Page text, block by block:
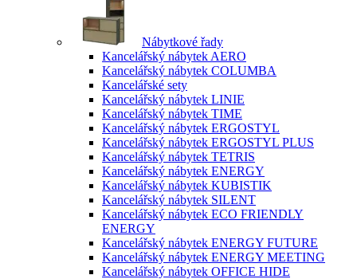
Nábytkové řady
Kancelářský nábytek AERO
Kancelářský nábytek COLUMBA
Kancelářské sety
Kancelářský nábytek LINIE
Kancelářský nábytek TIME
Kancelářský nábytek ERGOSTYL
Kancelářský nábytek ERGOSTYL PLUS
Kancelářský nábytek TETRIS
Kancelářský nábytek ENERGY
Kancelářský nábytek KUBISTIK
Kancelářský nábytek SILENT
Kancelářský nábytek ECO FRIENDLY
ENERGY
Kancelářský nábytek ENERGY FUTURE
Kancelářský nábytek ENERGY MEETING
Kancelářský nábytek OFFICE HIDE